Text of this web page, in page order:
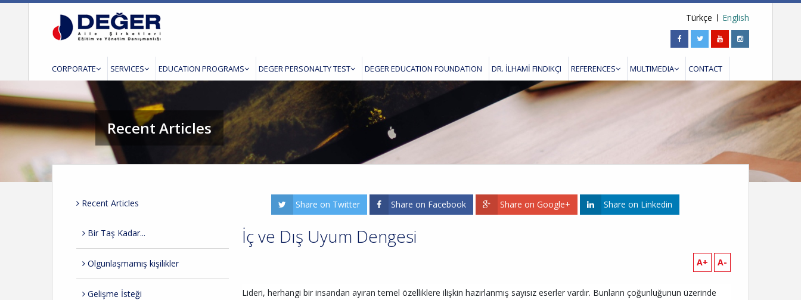
Türkçe English
CORPORATE SERVICES EDUCATION PROGRAMS DEGER PERSONALTY TEST DEGER EDUCATION FOUNDATION DR. İLHAMİ FINDIKÇI REFERENCES MULTIMEDIA CONTACT
Recent Articles
Recent Articles
Bir Taş Kadar...
Olgunlaşmamış kişilikler
Gelişme İsteği
Share on Twitter Share on Facebook Share on Google+ Share on Linkedin
İç ve Dış Uyum Dengesi
A+ A-
Lideri, herhangi bir insandan ayıran temel özelliklere ilişkin hazırlanmış sayısız eserler vardır. Bunların çoğunluğunun üzerinde